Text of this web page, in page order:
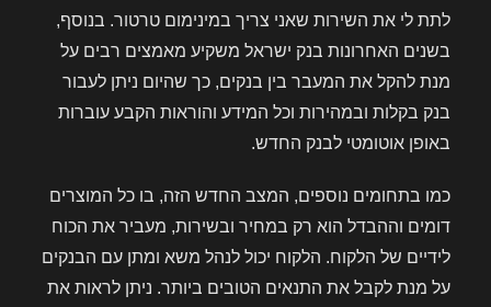
לתת לי את השירות שאני צריך במינימום טרטור. בנוסף,
בשנים האחרונות בנק ישראל משקיע מאמצים רבים על
מנת להקל את המעבר בין בנקים, כך שהיום ניתן לעבור
בנק בקלות ובמהירות וכל המידע והוראות הקבע עוברות
באופן אוטומטי לבנק החדש.
כמו בתחומים נוספים, המצב החדש הזה, בו כל המוצרים
דומים וההבדל הוא רק במחיר ובשירות, מעביר את הכוח
לידיים של הלקוח. הלקוח יכול לנהל משא ומתן עם הבנקים
על מנת לקבל את התנאים הטובים ביותר. ניתן לראות את